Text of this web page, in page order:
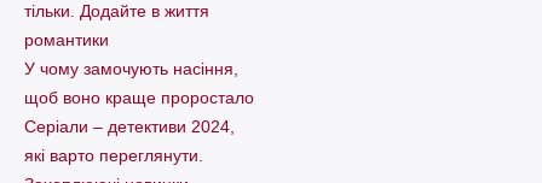
тільки. Додайте в життя
романтики
У чому замочують насіння,
щоб воно краще проростало
Серіали – детективи 2024,
які варто пеpеглянути.